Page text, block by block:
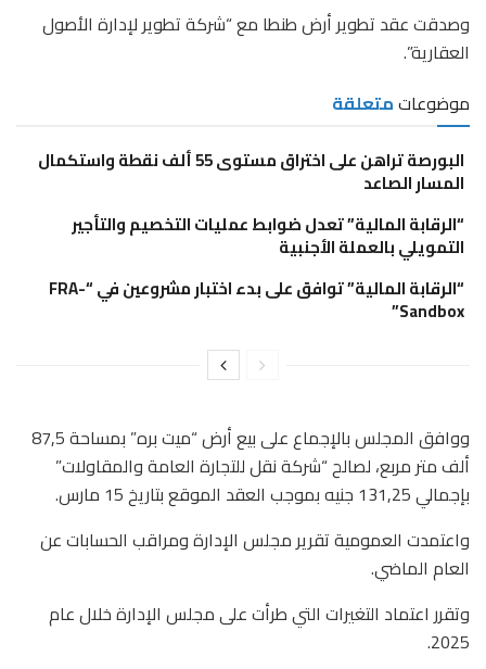
وصدقت عقد تطوير أرض طنطا مع “شركة تطوير لإدارة الأصول
العقارية”.
موضوعاتمتعلقة
البورصة تراهن على اختراق مستوى 55 ألف نقطة واستكمال
المسار الصاعد
“الرقابة المالية” تعدل ضوابط عمليات التخصيم والتأجير
التمويلي بالعملة الأجنبية
“الرقابة المالية” توافق على بدء اختبار مشروعين في “FRA-
Sandbox”
ووافق المجلس بالإجماع على بيع أرض “ميت بره” بمساحة 87,5
ألف متر مربع، لصالح “شركة نقل للتجارة العامة والمقاولات”
بإجمالي 131,25 جنيه بموجب العقد الموقع بتاريخ 15 مارس.
واعتمدت العمومية تقرير مجلس الإدارة ومراقب الحسابات عن
العام الماضي.
وتقرر ​اعتماد التغيرات التي طرأت على مجلس الإدارة خلال عام
2025.